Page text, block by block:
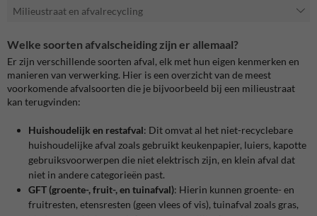
Milieustraat en afvalrecycling
Welke soorten afvalscheiding zijn er allemaal?
Er zijn verschillende soorten afval, elk met hun eigen kenmerken en
manieren van verwerking. Hier is een overzicht van de meest
voorkomende afvalsoorten die je bijvoorbeeld bij een milieustraat
kan terugvinden:
Huishoudelijk en restafval: Dit omvat al het niet-recyclebare
huishoudelijke afval zoals gebruikt keukenpapier, luiers, kapotte
gebruiksvoorwerpen die niet elektrisch zijn, en klein afval dat
niet in andere categorieën past.
GFT (groente-, fruit-, en tuinafval): Hierin kunnen groente- en
fruitresten, etensresten (geen vlees of vis), tuinafval zoals gras,